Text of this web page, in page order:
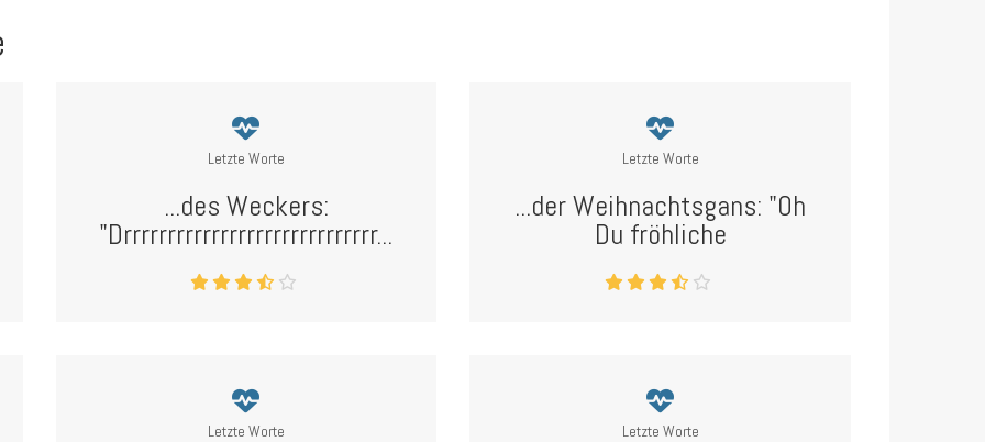
Letzte Worte
...des Weckers:
"Drrrrrrrrrrrrrrrrrrrrrrrrrrrrr...
Letzte Worte
...der Weihnachtsgans: "Oh
Du fröhliche
Letzte Worte Letzte Worte